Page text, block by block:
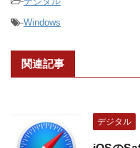
-Windows
関連記事
デジタル